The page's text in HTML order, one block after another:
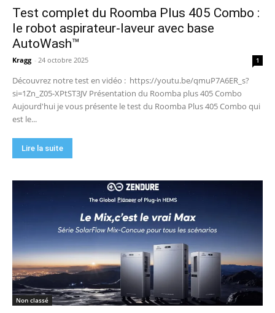
🏆 Sunseeker S4 : le robot tondeuse sans câble
ni RTK qui cartographie votre jardin tout seul.
09:48
d'énergie compacte… elle m'a bluffé !
Test complet du Roomba Plus 405 Combo :
le robot aspirateur-laveur avec base
AutoWash™
Kragg - 24 octobre 2025 1
Découvrez notre test en vidéo : https://youtu.be/qmuP7A6ER_s?
si=1Zn_Z05-XPtST3JV Présentation du Roomba plus 405 Combo
Aujourd'hui je vous présente le test du Roomba Plus 405 Combo qui
est le...
Lire la suite
Non classé